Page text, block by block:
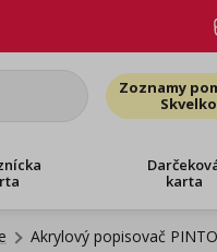
Zoznamy
Skvelko
karta
Akrylový popisovač